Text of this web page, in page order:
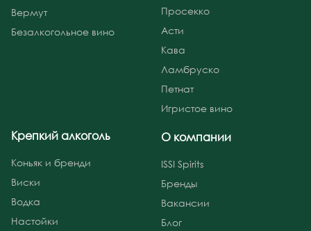
Вермут
Безалкогольное вино
Просекко
Асти
Кава
Ламбруско
Петнат
Игристое вино
Крепкий алкоголь
Коньяк и бренди
Виски
Водка
Настойки
О компании
ISSI Spirits
Бренды
Вакансии
Блог